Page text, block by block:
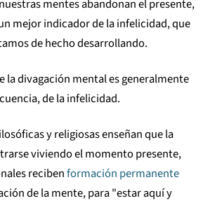
mentes abandonan el presente,
mejor indicador de la infelicidad, que
de hecho desarrollando.
la divagación mental es generalmente
de la infelicidad.
y religiosas enseñan que la
viviendo el momento presente,
recibenformación permanente
de la mente, para "estar aquí y